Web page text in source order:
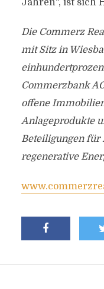
Jahren“, ist sich
Die Commerz
mit Sitz in
Commerzbank
offene
Anlageprodukte
Beteiligungen für
regenerative